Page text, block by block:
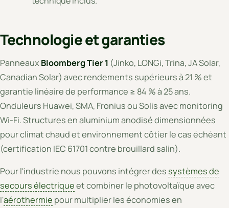
Technologie et garanties
Panneaux Bloomberg Tier 1 (Jinko, LONGi, Trina, JA Solar,
Canadian Solar) avec rendements supérieurs à 21 % et
garantie linéaire de performance ≥ 84 % à 25 ans.
Onduleurs Huawei, SMA, Fronius ou Solis avec monitoring
Wi-Fi. Structures en aluminium anodisé dimensionnées
pour climat chaud et environnement côtier le cas échéant
(certification IEC 61701 contre brouillard salin).
Pour l'industrie nous pouvons intégrer des systèmes de
secours électriqueet combiner le photovoltaïque avec
l'aérothermie pour multiplier les économies en